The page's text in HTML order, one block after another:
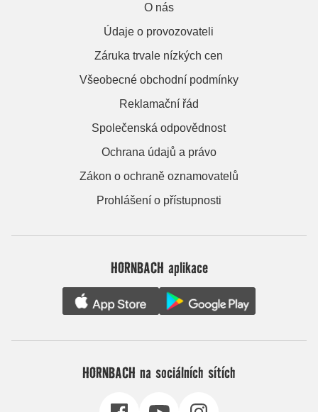
O nás
Údaje o provozovateli
Záruka trvale nízkých cen
Všeobecné obchodní podmínky
Reklamační řád
Společenská odpovědnost
Ochrana údajů a právo
Zákon o ochraně oznamovatelů
Prohlášení o přístupnosti
HORNBACH aplikace
HORNBACH na sociálních sítích